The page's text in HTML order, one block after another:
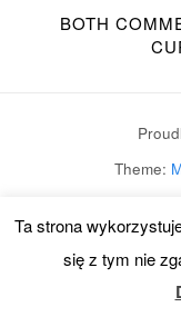
BOTH
Theme:
Ta strona
się z tym nie